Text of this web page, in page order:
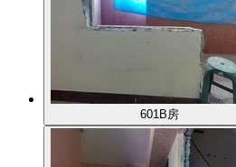
601B房